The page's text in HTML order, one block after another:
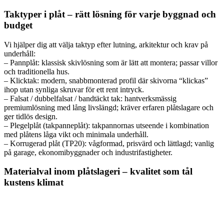
Taktyper i plåt – rätt lösning för varje byggnad och
budget
Vi hjälper dig att välja taktyp efter lutning, arkitektur och krav på
underhåll:
– Pannplåt: klassisk skivlösning som är lätt att montera; passar villor
och traditionella hus.
– Klicktak: modern, snabbmonterad profil där skivorna “klickas”
ihop utan synliga skruvar för ett rent intryck.
– Falsat / dubbelfalsat / bandtäckt tak: hantverksmässig
premiumlösning med lång livslängd; kräver erfaren plåtslagare och
ger tidlös design.
– Plegelplåt (takpanneplåt): takpannornas utseende i kombination
med plåtens låga vikt och minimala underhåll.
– Korrugerad plåt (TP20): vågformad, prisvärd och lättlagd; vanlig
på garage, ekonomibyggnader och industrifastigheter.
Materialval inom plåtslageri – kvalitet som tål
kustens klimat